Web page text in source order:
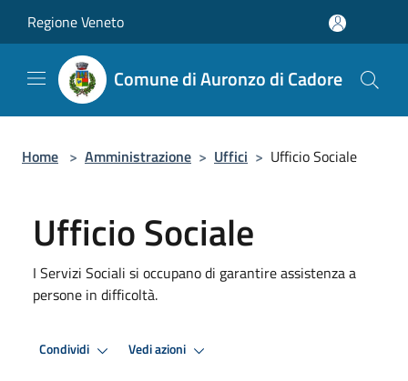
Regione Veneto
Comune di Auronzo di Cadore
Home > Amministrazione > Uffici > Ufficio Sociale
Ufficio Sociale
I Servizi Sociali si occupano di garantire assistenza a
persone in difficoltà.
Condividi Vedi azioni